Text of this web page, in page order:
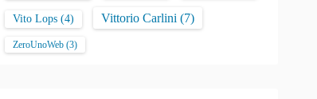
Vito Lops (4) Vittorio Carlini (7)
ZeroUnoWeb (3)